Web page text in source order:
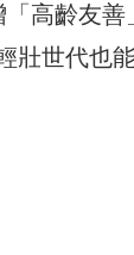
高齡友
壯世代也